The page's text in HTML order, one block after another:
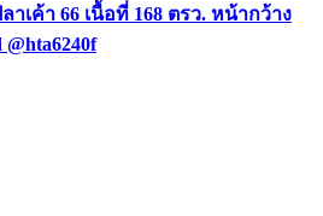
เค้า 66 เนื้อที่ 168 ตรว. หน้ากว้าง